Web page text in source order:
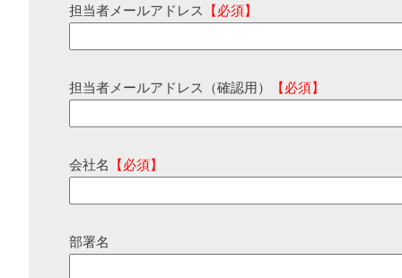
担当者メールアドレス 【必須】
担当者メールアドレス（確認用） 【必須】
会社名 【必須】
部署名